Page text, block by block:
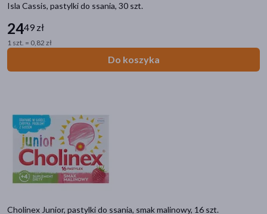
Isla Cassis, pastylki do ssania, 30 szt.
2449 zł
1 szt. = 0,82 zł
Do koszyka
Cholinex Junior, pastylki do ssania, smak malinowy, 16 szt.
Kategorie produktów
Do poprzedniej kategorii
Ból gardła
Lizaki